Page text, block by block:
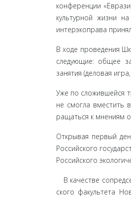
конференции
культурной жизни
интерэкоправа
В ходе проведения
следующие: общее
занятия (деловая
Уже по сложившейся
не смогла вместить
ращаться к мнениям
Открывая первый
Российского
Российского
В качестве
ского факультета